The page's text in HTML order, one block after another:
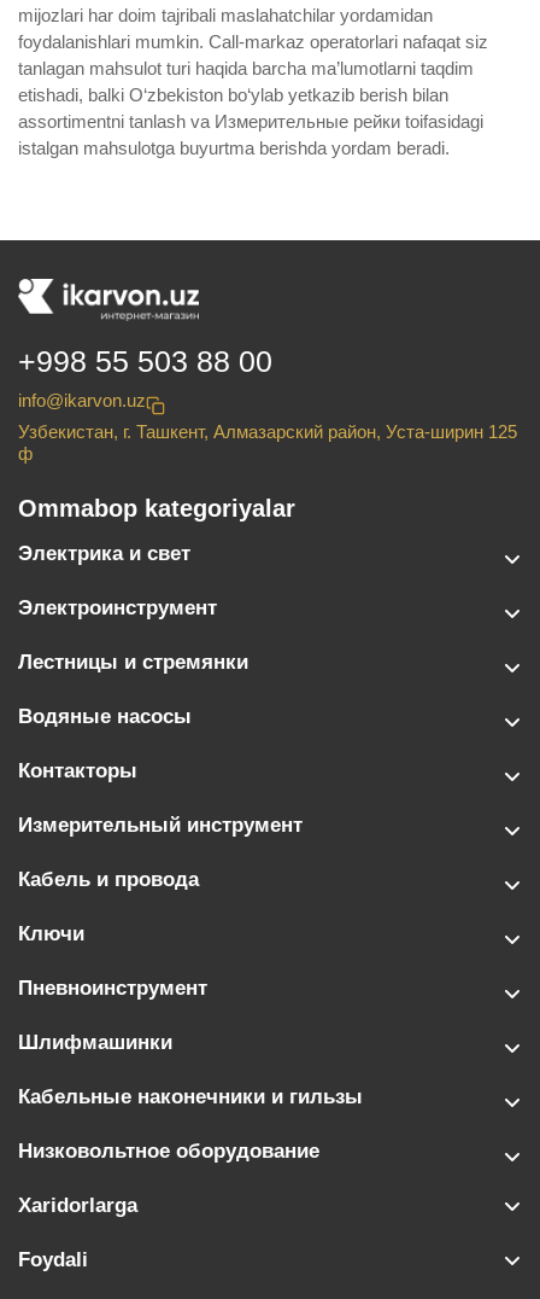
mijozlari har doim tajribali maslahatchilar yordamidan
foydalanishlari mumkin. Call-markaz operatorlari nafaqat siz
tanlagan mahsulot turi haqida barcha ma’lumotlarni taqdim
etishadi, balki O‘zbekiston bo‘ylab yetkazib berish bilan
assortimentni tanlash va Измерительные рейки toifasidagi
istalgan mahsulotga buyurtma berishda yordam beradi.
+998 55 503 88 00
info@ikarvon.uz
Узбекистан, г. Ташкент, Алмазарский район, Уста-ширин 125
ф
Ommabop kategoriyalar
Электрика и свет
Электроинструмент
Лестницы и стремянки
Водяные насосы
Контакторы
Измерительный инструмент
Кабель и провода
Ключи
Пневноинструмент
Шлифмашинки
Кабельные наконечники и гильзы
Низковольтное оборудование
Xaridorlarga
Foydali